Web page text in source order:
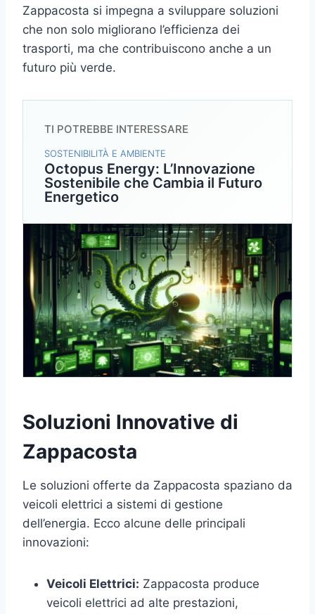
Zappacosta si impegna a sviluppare soluzioni
che non solo migliorano l’efficienza dei
trasporti, ma che contribuiscono anche a un
futuro più verde.
TI POTREBBE INTERESSARE
SOSTENIBILITÀ E AMBIENTE
Octopus Energy: L’Innovazione
Sostenibile che Cambia il Futuro
Energetico
Soluzioni Innovative di
Zappacosta
Le soluzioni offerte da Zappacosta spaziano da
veicoli elettrici a sistemi di gestione
dell’energia. Ecco alcune delle principali
innovazioni:
Veicoli Elettrici: Zappacosta produce
veicoli elettrici ad alte prestazioni,